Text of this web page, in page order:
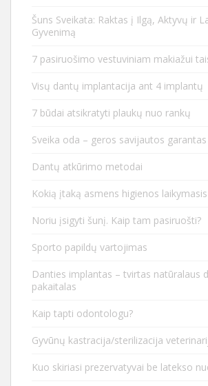
Šuns Sveikata: Raktas į Ilgą, Aktyvų ir
Gyvenimą
7 pasiruošimo vestuviniam makiažui
Visų dantų implantacija ant 4 implantų
7 būdai atsikratyti plaukų nuo rankų
Sveika oda – geros savijautos garantas
Dantų atkūrimo metodai
Kokią įtaką asmens higienos
Noriu įsigyti šunį. Kaip tam pasiruošti?
Sporto papildų vartojimas
Danties implantas – tvirtas natūralaus
pakaitalas
Kaip tapti odontologu?
Gyvūnų kastracija/sterilizacija
Kuo skiriasi prezervatyvai be latekso